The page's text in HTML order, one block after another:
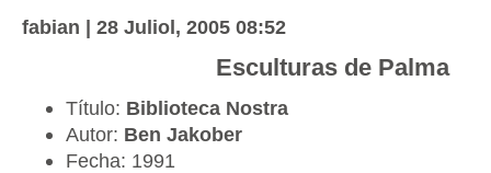
fabian | 28 Juliol, 2005 08:52
Esculturas de Palma
Título: Biblioteca Nostra
Autor: Ben Jakober
Fecha: 1991